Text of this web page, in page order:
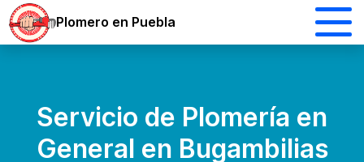
Plomero en Puebla
Servicio de Plomería en
General en Bugambilias